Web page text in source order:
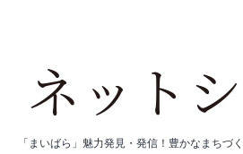
ネット
「まいばら」魅力発見・発信！豊かなまちづ